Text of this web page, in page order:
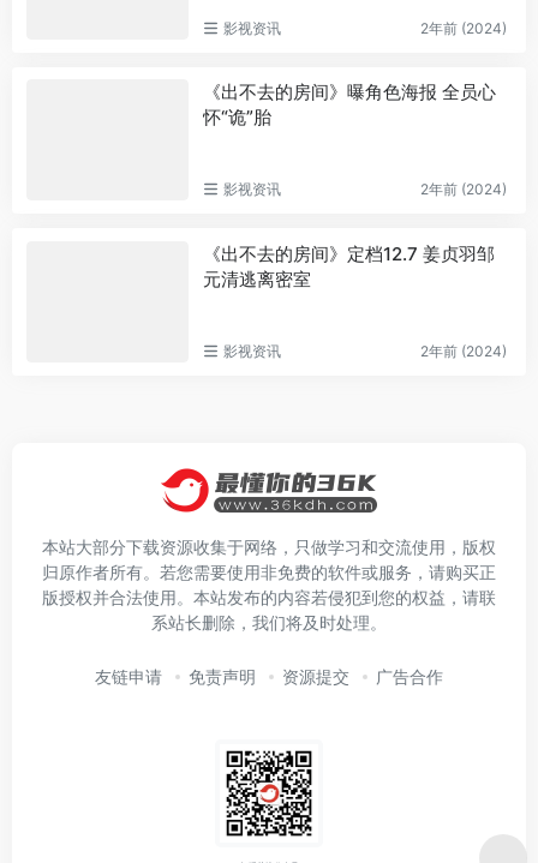
影视资讯 2年前 (2024)
《出不去的房间》曝角色海报 全员心
怀“诡”胎
影视资讯 2年前 (2024)
《出不去的房间》定档12.7 姜贞羽邹
元清逃离密室
影视资讯 2年前 (2024)
本站大部分下载资源收集于网络，只做学习和交流使用，版权
归原作者所有。若您需要使用非免费的软件或服务，请购买正
版授权并合法使用。本站发布的内容若侵犯到您的权益，请联
系站长删除，我们将及时处理。
友链申请 免责声明 资源提交 广告合作